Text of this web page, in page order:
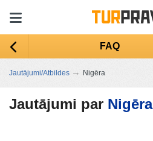
FAQ
Jautājumi/Atbildes → Nigēra
Jautājumi par Nigēra